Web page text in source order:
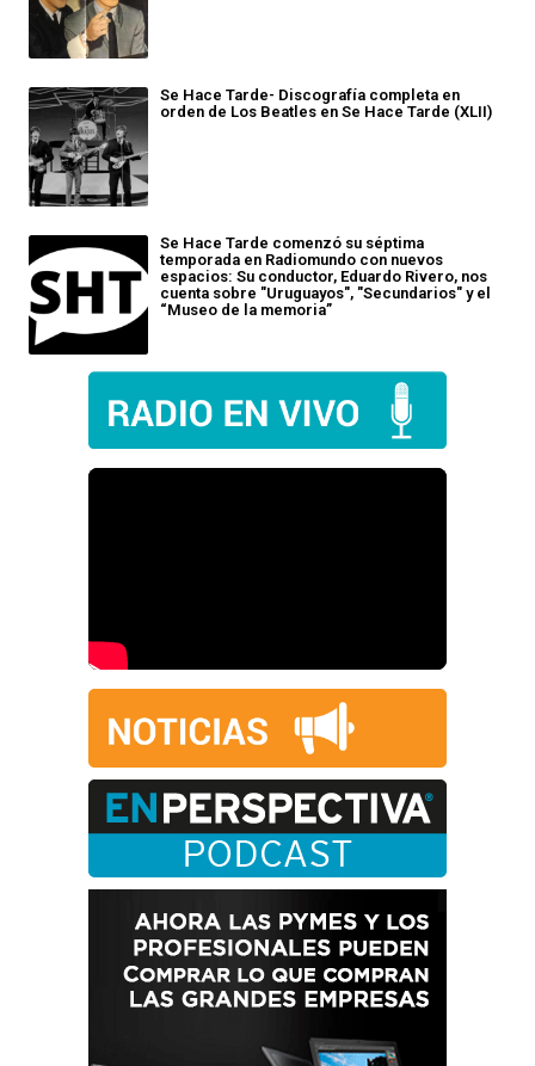
Se Hace Tarde- Discografía completa en
orden de Los Beatles en Se Hace Tarde (XLII)
Se Hace Tarde comenzó su séptima
temporada en Radiomundo con nuevos
espacios: Su conductor, Eduardo Rivero, nos
cuenta sobre "Uruguayos", "Secundarios" y el
“Museo de la memoria”